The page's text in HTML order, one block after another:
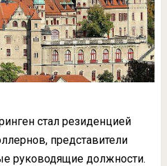
стал резиденцией
представители
руководящие должности.